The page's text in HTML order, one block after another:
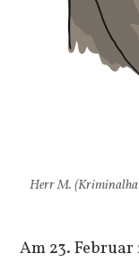
Herr M.
Am 23.